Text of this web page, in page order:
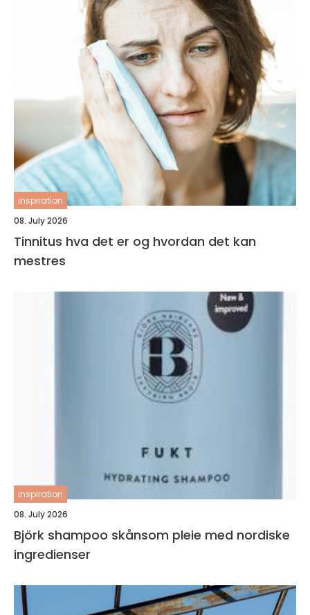
inspiration
08. July 2026
Tinnitus hva det er og hvordan det kan
mestres
inspiration
08. July 2026
Björk shampoo skånsom pleie med nordiske
ingredienser